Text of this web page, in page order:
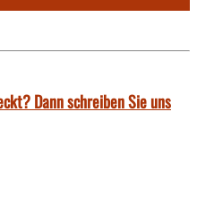
Dann schreiben Sie uns